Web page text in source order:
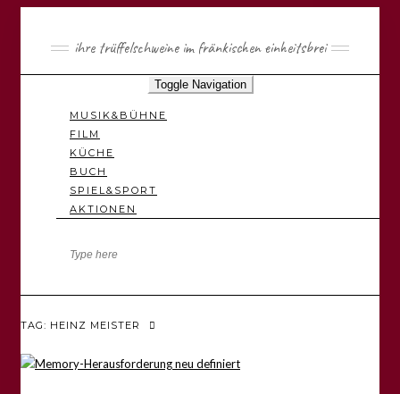
ihre trüffelschweine im fränkischen einheitsbrei
Toggle Navigation
MUSIK&BÜHNE
FILM
KÜCHE
BUCH
SPIEL&SPORT
AKTIONEN
TAG: HEINZ MEISTER